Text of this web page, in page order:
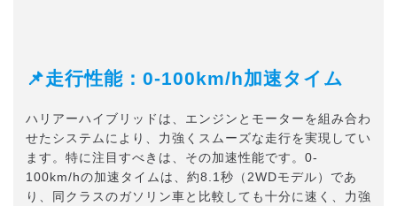
📌走行性能：0-100km/h加速タイム
ハリアーハイブリッドは、エンジンとモーターを組み合わ
せたシステムにより、力強くスムーズな走行を実現してい
ます。特に注目すべきは、その加速性能です。0-
100km/hの加速タイムは、約8.1秒（2WDモデル）であ
り、同クラスのガソリン車と比較しても十分に速く、力強